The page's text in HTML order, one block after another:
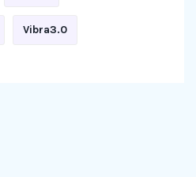
Vibra3.0